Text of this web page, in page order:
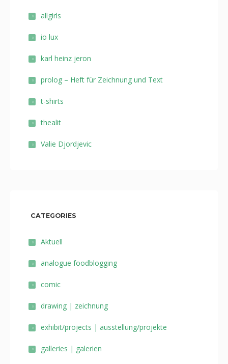
allgirls
io lux
karl heinz jeron
prolog – Heft für Zeichnung und Text
t-shirts
thealit
Valie Djordjevic
CATEGORIES
Aktuell
analogue foodblogging
comic
drawing | zeichnung
exhibit/projects | ausstellung/projekte
galleries | galerien